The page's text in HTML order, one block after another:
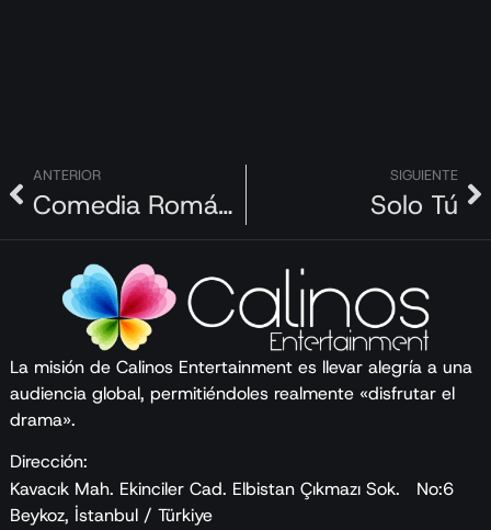
ANTERIOR
Comedia Romántica-2
SIGUIENTE
Solo Tú
La misión de Calinos Entertainment es llevar alegría a una
audiencia global, permitiéndoles realmente «disfrutar el
drama».
Dirección:
Kavacık Mah. Ekinciler Cad. Elbistan Çıkmazı Sok. No:6
Beykoz, İstanbul / Türkiye